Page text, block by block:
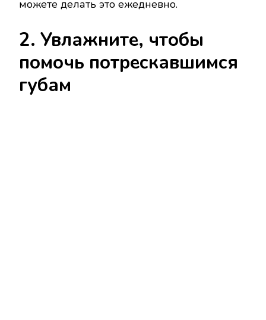
можете делать это ежедневно.
2. Увлажните, чтобы
помочь потрескавшимся
губам